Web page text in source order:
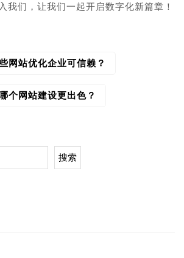
我们，让我们一起开启数字化新篇章！
网站优化企业可信赖？
个网站建设更出色？
搜索